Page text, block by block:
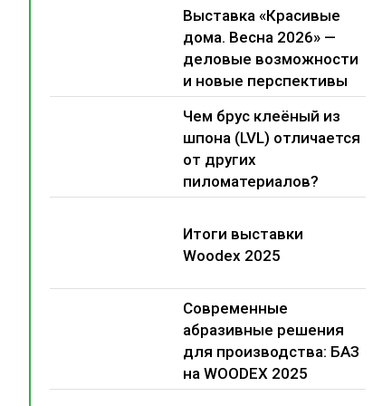
Выставка «Красивые
дома. Весна 2026» —
деловые возможности
и новые перспективы
Чем брус клеёный из
шпона (LVL) отличается
от других
пиломатериалов?
Итоги выставки
Woodex 2025
Современные
абразивные решения
для производства: БАЗ
на WOODEX 2025